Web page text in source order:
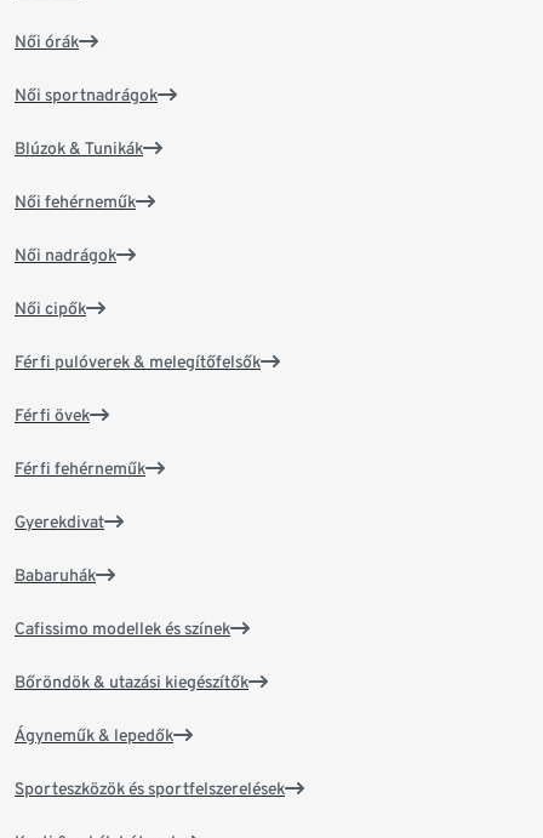
Női órák
Női sportnadrágok
Blúzok & Tunikák
Női fehérneműk
Női nadrágok
Női cipők
Férfi pulóverek & melegítőfelsők
Férfi övek
Férfi fehérneműk
Gyerekdivat
Babaruhák
Cafissimo modellek és színek
Bőröndök & utazási kiegészítők
Ágyneműk & lepedők
Sporteszközök és sportfelszerelések